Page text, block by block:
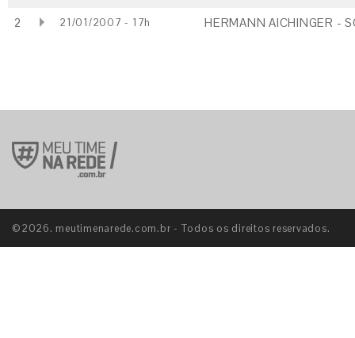
2 21/01/2007 - 17h HERMANN AICHINGER -
©2026. meutimenarede.com.br - Todos os direitos reservados.